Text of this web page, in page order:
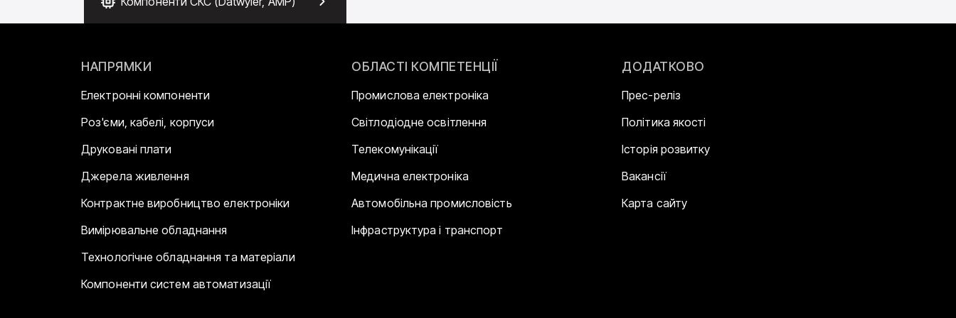
НАПРЯМКИ
Електронні компоненти
Роз'єми, кабелі, корпуси
Друковані плати
Джерела живлення
Контрактне виробництво електроніки
Вимірювальне обладнання
Технологічне обладнання та матеріали
Компоненти систем автоматизації
ОБЛАСТІ КОМПЕТЕНЦІЇ
Промислова електроніка
Світлодіодне освітлення
Телекомунікації
Медична електроніка
Автомобільна промисловість
Інфраструктура і транспорт
ДОДАТКОВО
Прес-реліз
Політика якості
Історія розвитку
Вакансії
Карта сайту